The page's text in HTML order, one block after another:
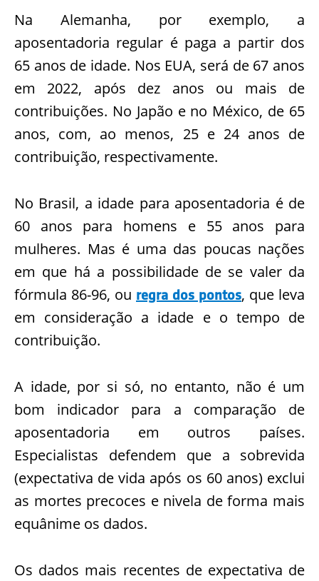
Na Alemanha, por exemplo, a
aposentadoria regular é paga a partir dos
65 anos de idade. Nos EUA, será de 67 anos
em 2022, após dez anos ou mais de
contribuições. No Japão e no México, de 65
anos, com, ao menos, 25 e 24 anos de
contribuição, respectivamente.
No Brasil, a idade para aposentadoria é de
60 anos para homens e 55 anos para
mulheres. Mas é uma das poucas nações
em que há a possibilidade de se valer da
fórmula 86-96, ou regra dos pontos, que leva
em consideração a idade e o tempo de
contribuição.
A idade, por si só, no entanto, não é um
bom indicador para a comparação de
aposentadoria em outros países.
Especialistas defendem que a sobrevida
(expectativa de vida após os 60 anos) exclui
as mortes precoces e nivela de forma mais
equânime os dados.
Os dados mais recentes de expectativa de